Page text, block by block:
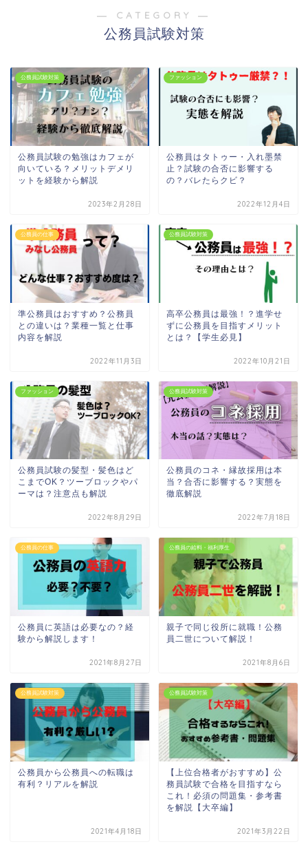
― CATEGORY ―
公務員試験対策
公務員試験対策
公務員試験の勉強はカフェが
向いている？メリットデメリ
ットを経験から解説
2023年2月28日
ファッション
公務員はタトゥー・入れ墨禁
止？試験の合否に影響する
の？バレたらクビ？
2022年12月4日
公務員の仕事
準公務員はおすすめ？公務員
との違いは？業種一覧と仕事
内容を解説
2022年11月3日
公務員試験対策
高卒公務員は最強！？進学せ
ずに公務員を目指すメリット
とは？【学生必見】
2022年10月21日
ファッション
公務員試験の髪型・髪色はど
こまでOK？ツーブロックやパ
ーマは？注意点も解説
2022年8月29日
公務員試験対策
公務員のコネ・縁故採用は本
当？合否に影響する？実態を
徹底解説
2022年7月18日
公務員の仕事
公務員に英語は必要なの？経
験から解説します！
2021年8月27日
公務員の給料・福利厚生
親子で同じ役所に就職！公務
員二世について解説！
2021年8月6日
公務員試験対策
公務員から公務員への転職は
有利？リアルを解説
2021年4月18日
公務員試験対策
【上位合格者がおすすめ】公
務員試験で合格を目指すなら
これ！必須の問題集・参考書
を解説【大卒編】
2021年3月22日